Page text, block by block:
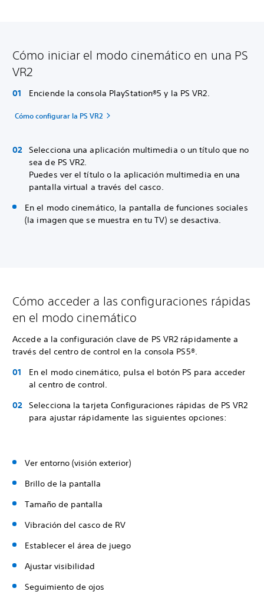
Cómo iniciar el modo cinemático en una PS
VR2
Enciende la consola PlayStation®5 y la PS VR2.
Cómo configurar la PS VR2
Selecciona una aplicación multimedia o un título que no
sea de PS VR2.
Puedes ver el título o la aplicación multimedia en una
pantalla virtual a través del casco.
En el modo cinemático, la pantalla de funciones sociales
(la imagen que se muestra en tu TV) se desactiva.
Cómo acceder a las configuraciones rápidas
en el modo cinemático
Accede a la configuración clave de PS VR2 rápidamente a
través del centro de control en la consola PS5®.
En el modo cinemático, pulsa el botón PS para acceder
al centro de control.
Selecciona la tarjeta Configuraciones rápidas de PS VR2
para ajustar rápidamente las siguientes opciones:
Ver entorno (visión exterior)
Brillo de la pantalla
Tamaño de pantalla
Vibración del casco de RV
Establecer el área de juego
Ajustar visibilidad
Seguimiento de ojos